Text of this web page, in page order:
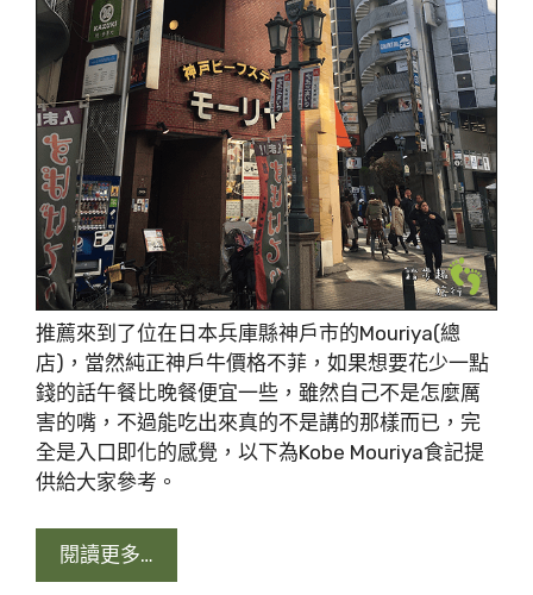
推薦來到了位在日本兵庫縣神戶市的Mouriya(總
店)，當然純正神戶牛價格不菲，如果想要花少一點
錢的話午餐比晚餐便宜一些，雖然自己不是怎麼厲
害的嘴，不過能吃出來真的不是講的那樣而已，完
全是入口即化的感覺，以下為Kobe Mouriya食記提
供給大家參考。
閱讀更多…